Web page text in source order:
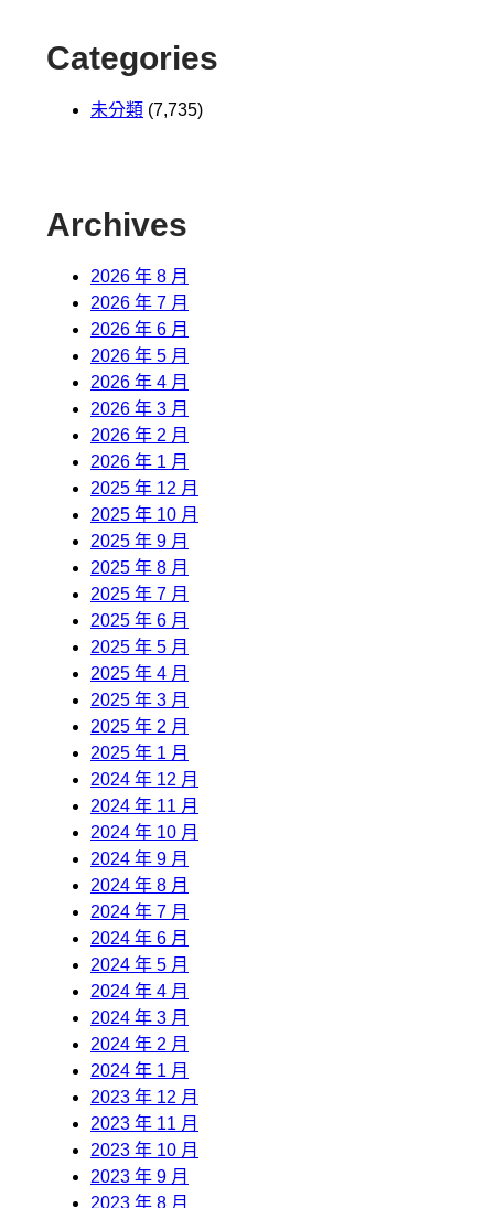
Categories
未分類 (7,735)
Archives
2026 年 8 月
2026 年 7 月
2026 年 6 月
2026 年 5 月
2026 年 4 月
2026 年 3 月
2026 年 2 月
2026 年 1 月
2025 年 12 月
2025 年 10 月
2025 年 9 月
2025 年 8 月
2025 年 7 月
2025 年 6 月
2025 年 5 月
2025 年 4 月
2025 年 3 月
2025 年 2 月
2025 年 1 月
2024 年 12 月
2024 年 11 月
2024 年 10 月
2024 年 9 月
2024 年 8 月
2024 年 7 月
2024 年 6 月
2024 年 5 月
2024 年 4 月
2024 年 3 月
2024 年 2 月
2024 年 1 月
2023 年 12 月
2023 年 11 月
2023 年 10 月
2023 年 9 月
2023 年 8 月